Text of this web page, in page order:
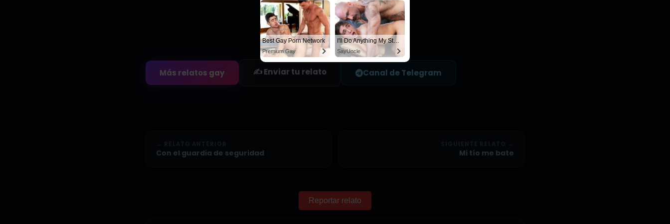
Sé el primero en guardar este relato
Más relatos gay ✍️ Enviar tu relato Canal de Telegram
Con el guardia de seguridad Mi tío me bate
Reportar relato
Best Gay Porn Network
Premium Gay
I'll Do Anything My Stepdad Wants if He Keeps My Secret
SayUncle